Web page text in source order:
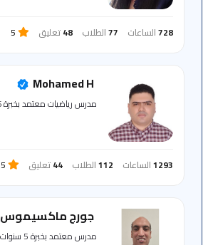
728الساعات 77الطلاب 48تعليق 5
Mohamed H
مدرس رياضيات معتمد بخبرة 16 سنة
1293الساعات 112الطلاب 44تعليق 5
جورج ماكسيموس
مدرس معتمد بخبرة 5 سنوات